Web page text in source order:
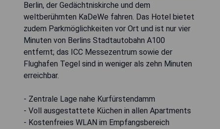
Berlin, der Gedächtniskirche und dem
weltberühmten KaDeWe fahren. Das Hotel bietet
zudem Parkmöglichkeiten vor Ort und ist nur vier
Minuten von Berlins Stadtautobahn A100
entfernt; das ICC Messezentrum sowie der
Flughafen Tegel sind in weniger als zehn Minuten
erreichbar.
- Zentrale Lage nahe Kurfürstendamm
- Voll ausgestattete Küchen in allen Apartments
- Kostenfreies WLAN im Empfangsbereich